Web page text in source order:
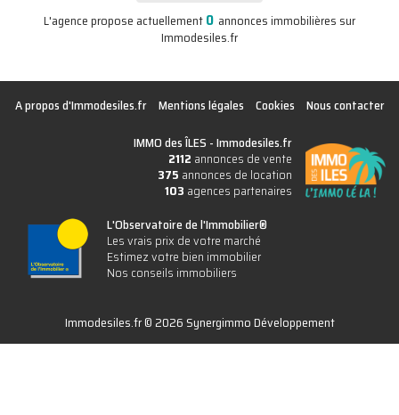
L'agence propose actuellement0 annonces immobilières sur
Immodesiles.fr
A propos d'Immodesiles.fr Mentions légales Cookies
Nous contacter
IMMO des ÎLES -Immodesiles.fr
2112 annonces de vente
375 annonces de location
103 agences partenaires
L'Observatoire de l'Immobilier®
Les vrais prix de votre marché
Estimez votre bien immobilier
Nos conseils immobiliers
Immodesiles.fr © 2026 Synergimmo Développement